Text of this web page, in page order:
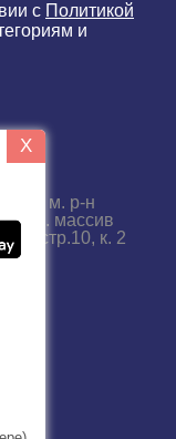
с Политикой
и
м. р-н
тер. массив
стр.10, к. 2
X